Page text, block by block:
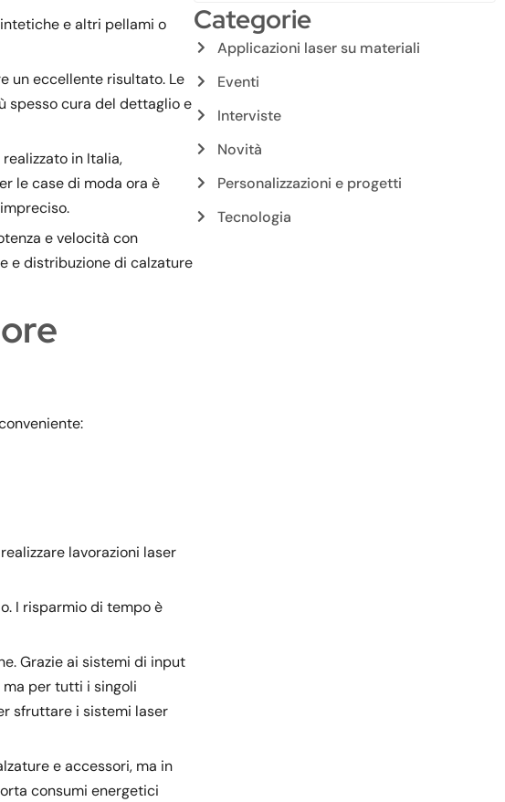
e altri pellami o
un eccellente risultato. Le
spesso cura del dettaglio e
in Italia,
le case di moda ora è
e velocità con
e distribuzione di calzature
lavorazioni laser
I risparmio di tempo è
Grazie ai sistemi di input
ma per tutti i singoli
sfruttare i sistemi laser
e accessori, ma in
consumi energetici
Categorie
Applicazioni laser su materiali
Eventi
Interviste
Novità
Personalizzazioni e progetti
Tecnologia